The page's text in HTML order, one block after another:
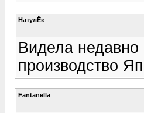
НатулЁк
Видела
производство
Fantanella